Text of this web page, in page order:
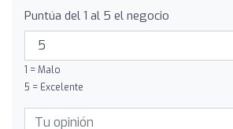
Puntúa del 1 al 5 el negocio
1 = Malo
5 = Excelente